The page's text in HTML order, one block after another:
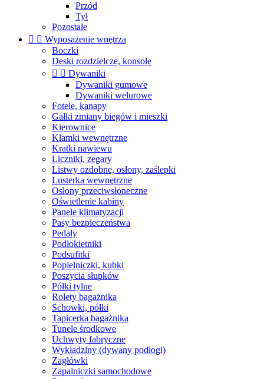
Przód
Tył
Pozostałe
  Wyposażenie wnętrza
Boczki
Deski rozdzielcze, konsole
  Dywaniki
Dywaniki gumowe
Dywaniki welurowe
Fotele, kanapy
Gałki zmiany biegów i mieszki
Kierownice
Klamki wewnętrzne
Kratki nawiewu
Liczniki, zegary
Listwy ozdobne, osłony, zaślepki
Lusterka wewnętrzne
Osłony przeciwsłoneczne
Oświetlenie kabiny
Panele klimatyzacji
Pasy bezpieczeństwa
Pedały
Podłokietniki
Podsufitki
Popielniczki, kubki
Poszycia słupków
Półki tylne
Rolety bagażnika
Schowki, półki
Tapicerka bagażnika
Tunele środkowe
Uchwyty fabryczne
Wykładziny (dywany podłogi)
Zagłówki
Zapalniczki samochodowe